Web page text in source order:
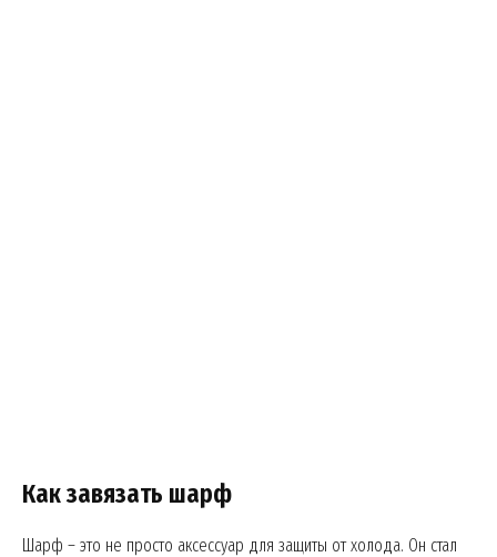
Как завязать шарф
Шарф – это не просто аксессуар для защиты от холода. Он стал